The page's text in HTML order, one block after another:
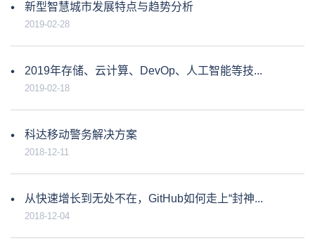
新型智慧城市发展特点与趋势分析
2019-02-28
2019年存储、云计算、DevOp、人工智能等技...
2019-02-18
科达移动警务解决方案
2018-12-11
从快速增长到无处不在，GitHub如何走上“封神...
2018-12-04